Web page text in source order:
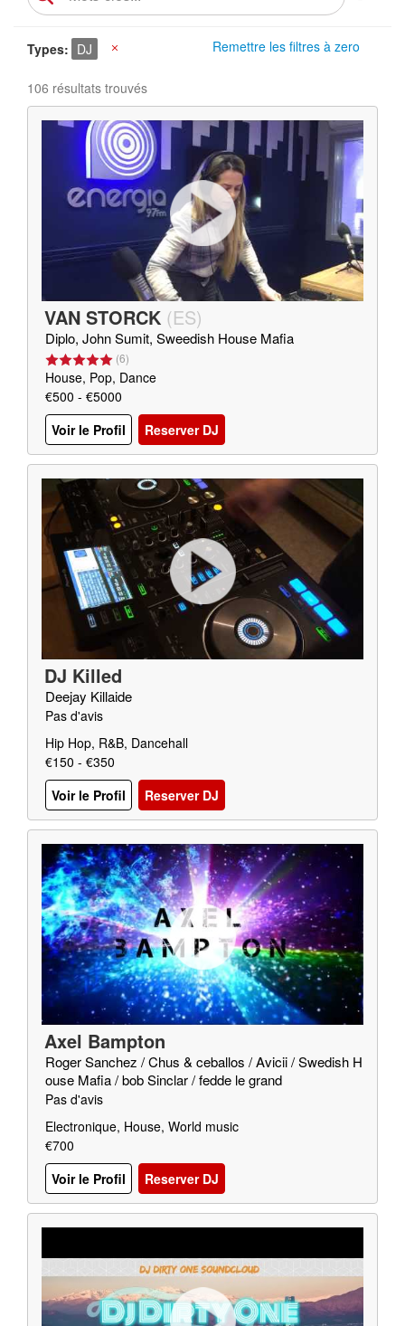
Remettre les filtres à zero
Types DJ
106 résultats trouvés
VAN STORCK (ES)
Diplo, John Sumit, Sweedish House Mafia
(6)
House, Pop, Dance
€500 - €5000
Voir le Profil
Reserver DJ
DJ Killed
Deejay Killaide
Pas d'avis
Hip Hop, R&B, Dancehall
€150 - €350
Voir le Profil
Reserver DJ
Axel Bampton
Roger Sanchez / Chus & ceballos / Avicii / Swedish H
ouse Mafia / bob Sinclar / fedde le grand
Pas d'avis
Electronique, House, World music
€700
Voir le Profil
Reserver DJ